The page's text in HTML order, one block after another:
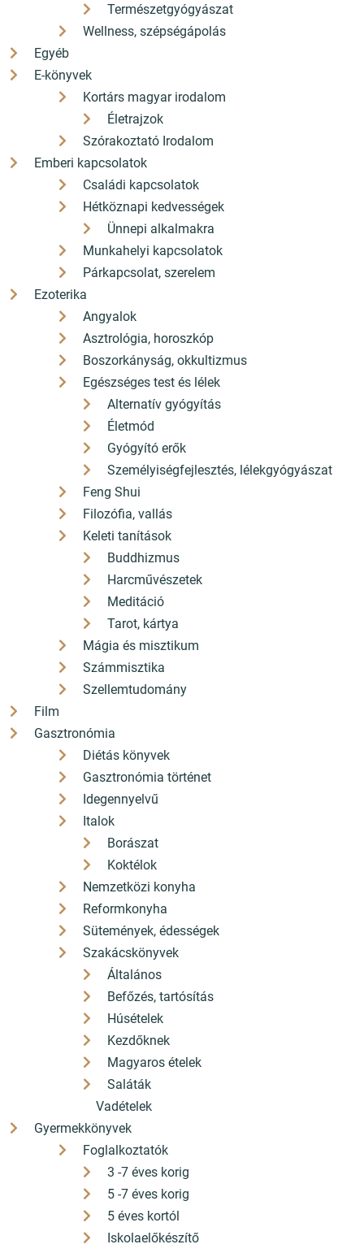
Természetgyógyászat
Wellness, szépségápolás
Egyéb
E-könyvek
Kortárs magyar irodalom
Életrajzok
Szórakoztató Irodalom
Emberi kapcsolatok
Családi kapcsolatok
Hétköznapi kedvességek
Ünnepi alkalmakra
Munkahelyi kapcsolatok
Párkapcsolat, szerelem
Ezoterika
Angyalok
Asztrológia, horoszkóp
Boszorkányság, okkultizmus
Egészséges test és lélek
Alternatív gyógyítás
Életmód
Gyógyító erők
Személyiségfejlesztés, lélekgyógyászat
Feng Shui
Filozófia, vallás
Keleti tanítások
Buddhizmus
Harcművészetek
Meditáció
Tarot, kártya
Mágia és misztikum
Számmisztika
Szellemtudomány
Film
Gasztronómia
Diétás könyvek
Gasztronómia történet
Idegennyelvű
Italok
Borászat
Koktélok
Nemzetközi konyha
Reformkonyha
Sütemények, édességek
Szakácskönyvek
Általános
Befőzés, tartósítás
Húsételek
Kezdőknek
Magyaros ételek
Saláták
Vadételek
Gyermekkönyvek
Foglalkoztatók
3 -7 éves korig
5 -7 éves korig
5 éves kortól
Iskolaelőkészítő
Vörösvár fontos könyvei
Pilisvörösvár történetét és kultúráját meghatározó
könyvek
Bővebben
Könyv vagy képernyő?
A Tinik Olvasási Szokásai a Digitális Korban
Népszerű kiadványok